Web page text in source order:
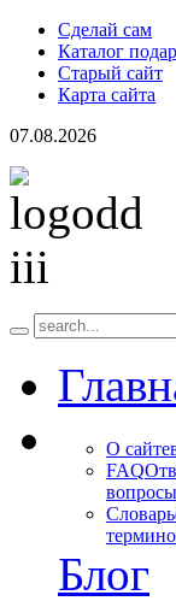
Сделай сам
Каталог
Старый сайт
Карта сайта
07.08.2026
О сайте
FAQ
вопросы
Словарь
Блог